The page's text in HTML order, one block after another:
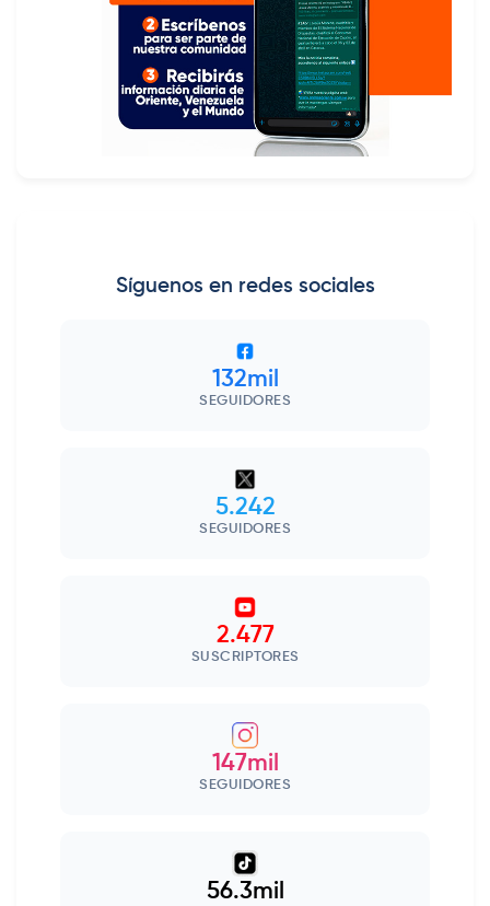
Síguenos en redes sociales
132mil
SEGUIDORES
5.242
SEGUIDORES
2.477
SUSCRIPTORES
147mil
SEGUIDORES
56.3mil